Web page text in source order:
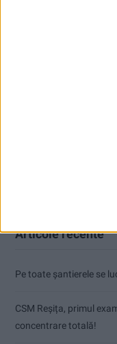
Articole recente
Pe toate șantierele se
CSM Reșița, primul
concentrare totală!